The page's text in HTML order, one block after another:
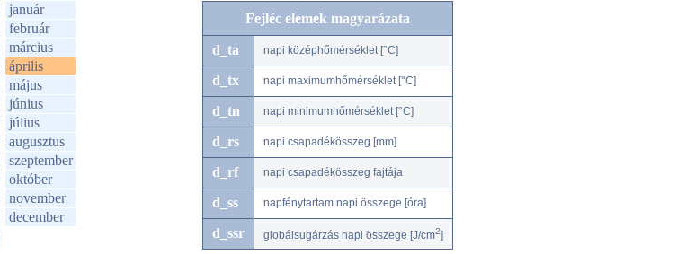
január
február
március
április
május
június
július
augusztus
szeptember
október
november
december
Fejléc elemek magyarázata
d_ta napi középhőmérséklet [°C]
d_tx napi maximumhőmérséklet [°C]
d_tn napi minimumhőmérséklet [°C]
d_rs napi csapadékösszeg [mm]
d_rf napi csapadékösszeg fajtája
d_ss napfénytartam napi összege [óra]
d_ssr globálsugárzás napi összege [J/cm2]